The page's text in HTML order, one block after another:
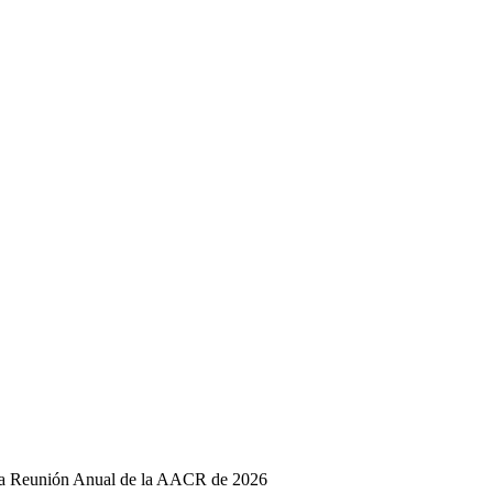
Reunión Anual de la AACR de 2026